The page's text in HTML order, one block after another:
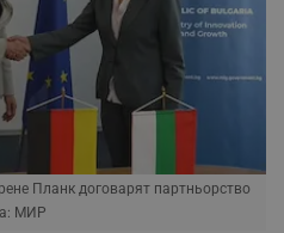
Планк договарят партньорство
МИР